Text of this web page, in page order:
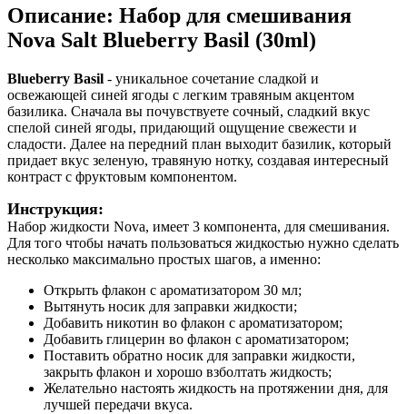
Описание: Набор для смешивания
Nova Salt Blueberry Basil (30ml)
Blueberry Basil - уникальное сочетание сладкой и
освежающей синей ягоды с легким травяным акцентом
базилика. Сначала вы почувствуете сочный, сладкий вкус
спелой синей ягоды, придающий ощущение свежести и
сладости. Далее на передний план выходит базилик, который
придает вкус зеленую, травяную нотку, создавая интересный
контраст с фруктовым компонентом.
Инструкция:
Набор жидкости Nova, имеет 3 компонента, для смешивания.
Для того чтобы начать пользоваться жидкостью нужно сделать
несколько максимально простых шагов, а именно:
Открыть флакон с ароматизатором 30 мл;
Вытянуть носик для заправки жидкости;
Добавить никотин во флакон с ароматизатором;
Добавить глицерин во флакон с ароматизатором;
Поставить обратно носик для заправки жидкости,
закрыть флакон и хорошо взболтать жидкость;
Желательно настоять жидкость на протяжении дня, для
лучшей передачи вкуса.